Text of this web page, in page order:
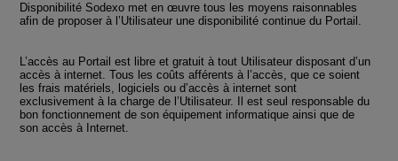
Disponibilité Sodexo met en œuvre tous les moyens raisonnables
afin de proposer à l’Utilisateur une disponibilité continue du Portail.
L’accès au Portail est libre et gratuit à tout Utilisateur disposant d’un
accès à internet. Tous les coûts afférents à l’accès, que ce soient
les frais matériels, logiciels ou d’accès à internet sont
exclusivement à la charge de l’Utilisateur. Il est seul responsable du
bon fonctionnement de son équipement informatique ainsi que de
son accès à Internet.